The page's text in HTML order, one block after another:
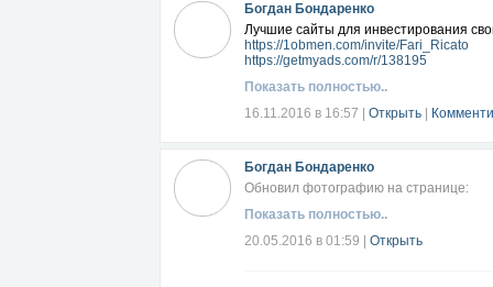
Богдан Бондаренко
Лучшие сайты для инвестирования
https://1obmen.com/invite/Fari_Ricato
https://getmyads.com/r/138195
Показать полностью..
16.11.2016 в 16:57
Открыть
Богдан Бондаренко
Обновил фотографию на странице:
Показать полностью..
20.05.2016 в 01:59
Открыть